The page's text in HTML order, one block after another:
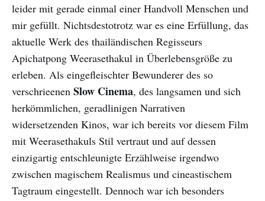
leider mit gerade einmal einer Handvoll Menschen und
mir gefüllt. Nichtsdestotrotz war es eine Erfüllung, das
aktuelle Werk des thailändischen Regisseurs
Apichatpong Weerasethakul in Überlebensgröße zu
erleben. Als eingefleischter Bewunderer des so
verschrieenen Slow Cinema, des langsamen und sich
herkömmlichen, geradlinigen Narrativen
widersetzenden Kinos, war ich bereits vor diesem Film
mit Weerasethakuls Stil vertraut und auf dessen
einzigartig entschleunigte Erzählweise irgendwo
zwischen magischem Realismus und cineastischem
Tagtraum eingestellt. Dennoch war ich besonders